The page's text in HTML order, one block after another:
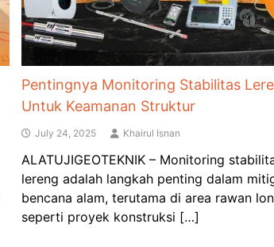
Pentingnya Monitoring Stabilitas
Untuk Keamanan Struktur
July 24, 2025 Khairul Isnan
ALATUJIGEOTEKNIK – Monitoring
lereng adalah langkah penting dalam
bencana alam, terutama di area rawan
seperti proyek konstruksi […]